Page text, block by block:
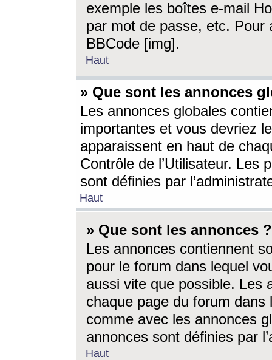
exemple les boîtes e-mail
par mot de passe, etc. Pour
BBCode [img].
Haut
» Que sont les annonces
Les annonces globales
importantes et vous devriez
apparaissent en haut de
Contrôle de l’Utilisateur. Les
sont définies par
Haut
» Que sont les annonces ?
Les annonces contiennent
pour le forum dans lequel
aussi vite que possible. Les
chaque page du forum dans
comme avec les annonces
annonces sont définies par
Haut